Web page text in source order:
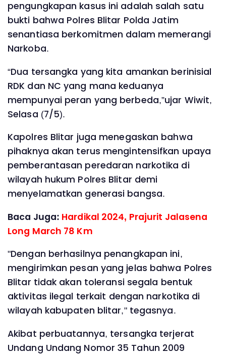
pengungkapan kasus ini adalah salah satu
bukti bahwa Polres Blitar Polda Jatim
senantiasa berkomitmen dalam memerangi
Narkoba.
“Dua tersangka yang kita amankan berinisial
RDK dan NC yang mana keduanya
mempunyai peran yang berbeda,”ujar Wiwit,
Selasa (7/5).
Kapolres Blitar juga menegaskan bahwa
pihaknya akan terus mengintensifkan upaya
pemberantasan peredaran narkotika di
wilayah hukum Polres Blitar demi
menyelamatkan generasi bangsa.
Baca Juga: Hardikal 2024, Prajurit Jalasena
Long March 78 Km
"Dengan berhasilnya penangkapan ini,
mengirimkan pesan yang jelas bahwa Polres
Blitar tidak akan toleransi segala bentuk
aktivitas ilegal terkait dengan narkotika di
wilayah kabupaten blitar," tegasnya.
Akibat perbuatannya, tersangka terjerat
Undang Undang Nomor 35 Tahun 2009